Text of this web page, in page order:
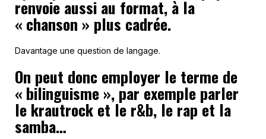
renvoie aussi au format, à la
« chanson » plus cadrée.
Davantage une question de langage.
On peut donc employer le terme de
« bilinguisme », par exemple parler
le krautrock et le r&b, le rap et la
samba…